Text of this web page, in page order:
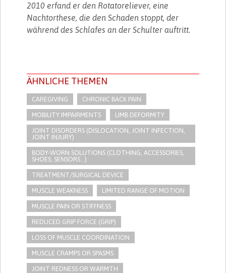
2010 erfand er den Rotatoreliever, eine
Nachtorthese, die den Schaden stoppt, der
während des Schlafes an der Schulter auftritt.
ÄHNLICHE THEMEN
CAREGIVING CHRONIC BACK PAIN
MOBILITY IMPAIRMENTS LIMB DEFORMITY
JOINT DISORDERS (DISLOCATION, JOINT INFECTION,
JOINT INJURY)
BODY-WORN SOLUTIONS (CLOTHING, ACCESSORIES,
SHOES, SENSORS...)
TREATMENT/SURGICAL DEVICE
MUSCLE WEAKNESS LIMITED RANGE OF MOTION
MUSCLE PAIN OR STIFFNESS
REDUCED GRIP FORCE (GRIP)
LOSS OF MUSCLE COORDINATION
MUSCLE CRAMPS OR SPASMS
JOINT REDNESS OR WARMTH